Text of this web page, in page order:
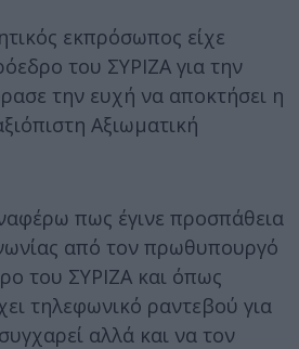
εκπρόσωπος είχε
του ΣΥΡΙΖΑ για την
την ευχή να αποκτήσει η
Αξιωματική
πως έγινε προσπάθεια
από τον πρωθυπουργό
του ΣΥΡΙΖΑ και όπως
τηλεφωνικό ραντεβού για
αλλά και να τον